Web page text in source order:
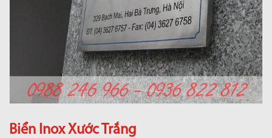
Biển Inox Xước Trắng